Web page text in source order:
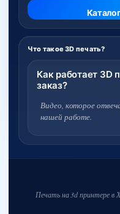
Что такое 3D печать?
Как работает 3D
заказ?
Видео, которое
нашей работе.
Печать на 3d принтере в